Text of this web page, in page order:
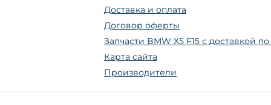
Доставка и оплата
Договор оферты
Запчасти BMW X5 F15 с доставкой
Карта сайта
Производители